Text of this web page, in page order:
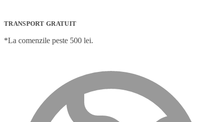
TRANSPORT GRATUIT
*La comenzile peste 500 lei.